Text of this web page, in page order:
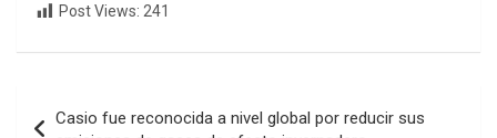
Post Views: 241
Casio fue reconocida a nivel global por reducir sus